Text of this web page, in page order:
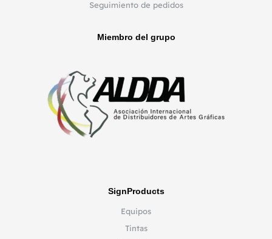
Seguimiento de pedidos
Miembro del grupo
SignProducts
Equipos
Tintas